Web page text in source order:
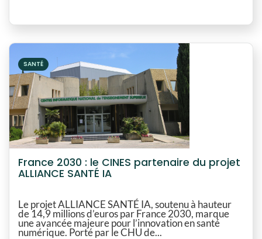
SANTÉ
France 2030 : le CINES partenaire du projet
ALLIANCE SANTÉ IA
Le projet ALLIANCE SANTÉ IA, soutenu à hauteur
de 14,9 millions d’euros par France 2030, marque
une avancée majeure pour l’innovation en santé
numérique. Porté par le CHU de...